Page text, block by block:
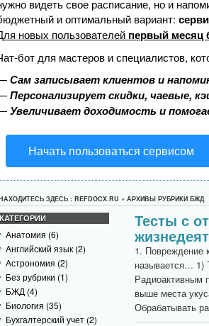
видеть свое расписание, но и
и оптимальный вариант:
новых пользователей первый месяц
бот для мастеров и специалистов,
Сам записывает клиентов и
Персонализирует скидки, чаевые,
Увеличивает доходимость и
Начать пользоваться сервисом
ЗДЕСЬ : REFDOCX.RU » АРХИВЫ РУБРИКИ БЖД
КАТЕГОРИИ
Анатомия (6)
Английский язык (2)
Астрономия (2)
Без рубрики (1)
БЖД (4)
Биология (35)
Бухгалтерский учет (2)
Тесты с
1. Повреждение
называется… 1)
Радиоактивным
выше места
Обрабатывать